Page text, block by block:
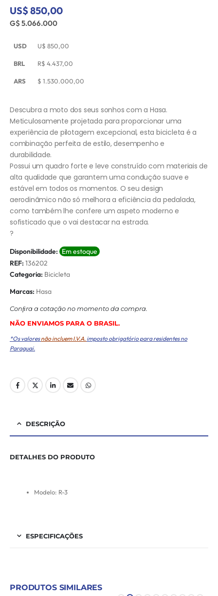
US$ 850,00
G$ 5.066.000
USD U$ 850,00
BRL R$ 4.437,00
ARS $ 1.530.000,00
Descubra a moto dos seus sonhos com a Hasa.
Meticulosamente projetada para proporcionar uma
experiência de pilotagem excepcional, esta bicicleta é a
combinação perfeita de estilo, desempenho e
durabilidade.
Possui um quadro forte e leve construído com materiais de
alta qualidade que garantem uma condução suave e
estável em todos os momentos. O seu design
aerodinâmico não só melhora a eficiência da pedalada,
como também lhe confere um aspeto moderno e
sofisticado que o vai destacar na estrada.
?
Disponibilidade: Em estoque
REF: 136202
Categoria: Bicicleta
Marcas: Hasa
Conﬁra a cotação no momento da compra.
NÃO ENVIAMOS PARA O BRASIL.
*Os valoresnão incluem I.V.A. imposto obrigatório para residentes no
Paraguai.
DESCRIÇÃO
DETALHES DO PRODUTO
Modelo: R-3
ESPECIFICAÇÕES
PRODUTOS SIMILARES